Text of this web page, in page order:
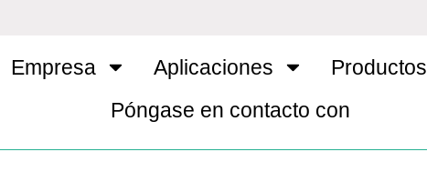
Empresa Aplicaciones Productos
Póngase en contacto con